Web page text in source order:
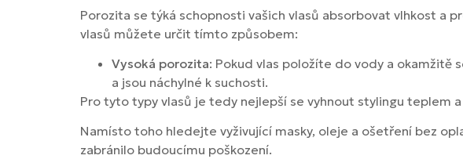
Porozita se týká schopnosti vašich vlasů absorbovat vlhkost a
vlasů můžete určit tímto způsobem:
Vysoká porozita: Pokud vlas položíte do vody a okamžitě
a jsou náchylné k suchosti.
Pro tyto typy vlasů je tedy nejlepší se vyhnout stylingu teplem
Namísto toho hledejte vyživující masky, oleje a ošetření bez
zabránilo budoucímu poškození.